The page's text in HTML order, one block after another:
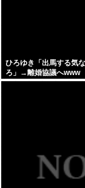
ひろゆき「出馬する気
ろ」→離婚協議へwww